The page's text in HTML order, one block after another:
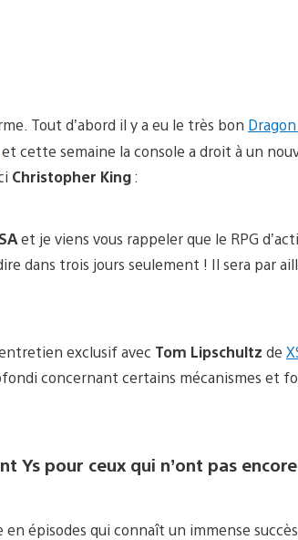
Tout d’abord il y a eu le très bon
et cette semaine la console a droit à un
Christopher King:
et je viens vous rappeler que le RPG
dans trois jours seulement ! Il sera par
exclusif avec Tom Lipschultz de
concernant certains mécanismes et
pour ceux qui n’ont pas encore
épisodes qui connaît un immense succès